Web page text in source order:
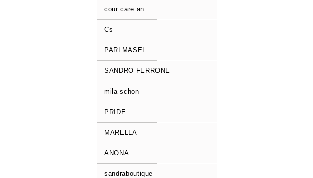
cour care an
Cs
PARLMASEL
SANDRO FERRONE
mila schon
PRIDE
MARELLA
ANONA
sandraboutique